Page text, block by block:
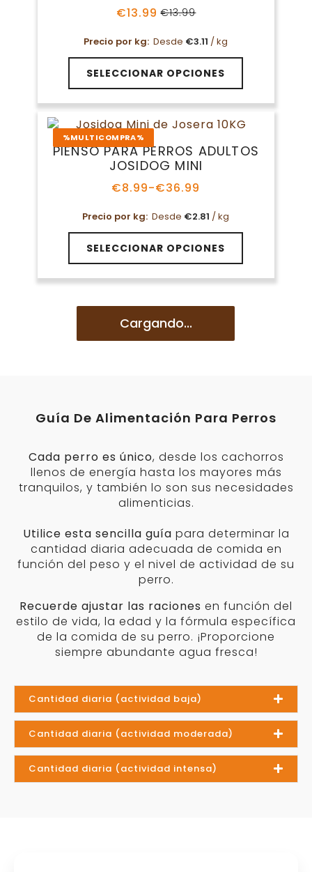
Guía De Alimentación Para Perros
Cada perro es único, desde los cachorros
llenos de energía hasta los mayores más
tranquilos, y también lo son sus necesidades
alimenticias.
Utilice esta sencilla guía para determinar la
cantidad diaria adecuada de comida en
función del peso y el nivel de actividad de su
perro.
Recuerde ajustar las raciones en función del
estilo de vida, la edad y la fórmula específica
de la comida de su perro. ¡Proporcione
siempre abundante agua fresca!
Cantidad diaria (actividad baja)
Cantidad diaria (actividad moderada)
Cantidad diaria (actividad intensa)
la
página
de
producto
€13.99
El
original
era:
€13.99.
€13.99El
actual
es:
€13.99.
Precio por kg: Desde €3.11 / kg
SELECCIONAR OPCIONES
Este
producto
tiene
múltiples
variantes.
Las
opciones
pueden
en
la
página
de
producto
%MULTICOMPRA%
PIENSO PARA PERROS ADULTOS
JOSIDOG MINI
€8.99-€36.99
Rango
precios:
desde
€8.99
hasta
Precio por kg: Desde €2.81 / kg
SELECCIONAR OPCIONES
Este
producto
tiene
múltiples
opciones
se
página
producto
Cargando...